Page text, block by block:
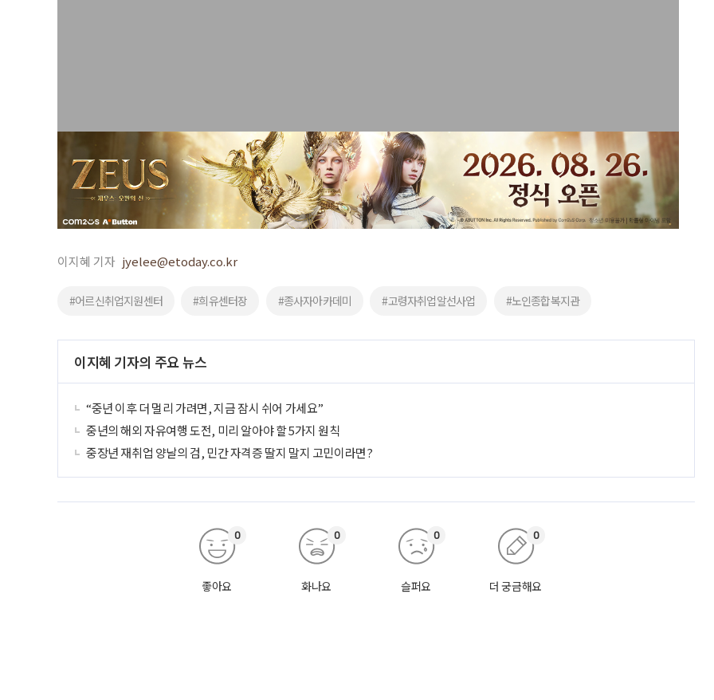
이지혜 기자 jyelee@etoday.co.kr
#어르신취업지원센터 #희유센터장 #종사자아카데미 #고령자취업알선사업 #노인종합복지관
이지혜 기자의 주요 뉴스
“중년 이후 더 멀리 가려면, 지금 잠시 쉬어 가세요”
중년의 해외 자유여행 도전, 미리 알아야 할 5가지 원칙
중장년 재취업 양날의 검, 민간 자격증 딸지 말지 고민이라면?
좋아요
0
화나요
0
슬퍼요
0
더 궁금해요
0